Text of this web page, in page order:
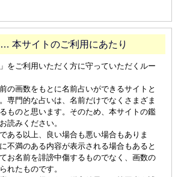
本サイトのご利用にあたり
をご利用いただく方に守っていただくルー
の画数をもとに名前占いができるサイトと
専門的な占いは、名前だけでなくさまざま
ものと思います。そのため、本サイトの鑑
読みください。
ある以上、良い場合も悪い場合もありま
不満のある内容が表示される場合もあると
お名前を誹謗中傷するものでなく、画数の
れたものです。